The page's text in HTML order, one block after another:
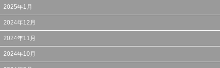
2025年1月
2024年12月
2024年11月
2024年10月